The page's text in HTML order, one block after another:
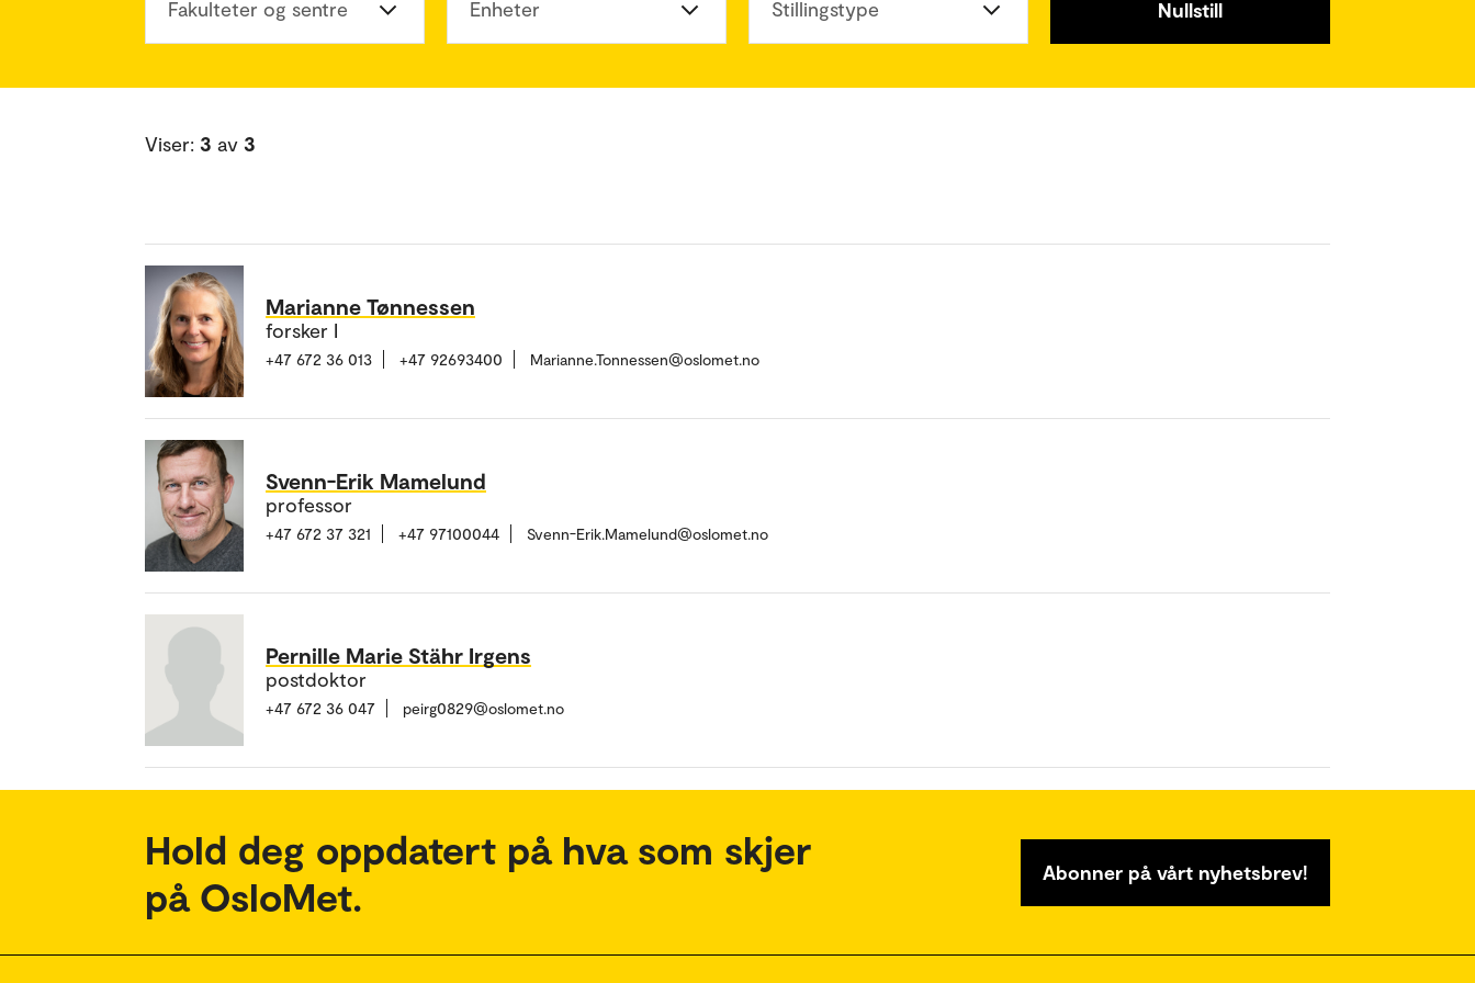
Fakulteter og sentre Enheter Stillingstype Nullstill
Viser: 3 av 3
Marianne Tønnessen
forsker I
+47 672 36 013 +47 92693400 Marianne.Tonnessen@oslomet.no
Svenn-Erik Mamelund
professor
+47 672 37 321 +47 97100044 Svenn-Erik.Mamelund@oslomet.no
Pernille Marie Stähr Irgens
postdoktor
+47 672 36 047 peirg0829@oslomet.no
Hold deg oppdatert på hva som skjer
på OsloMet.
Abonner på vårt nyhetsbrev!